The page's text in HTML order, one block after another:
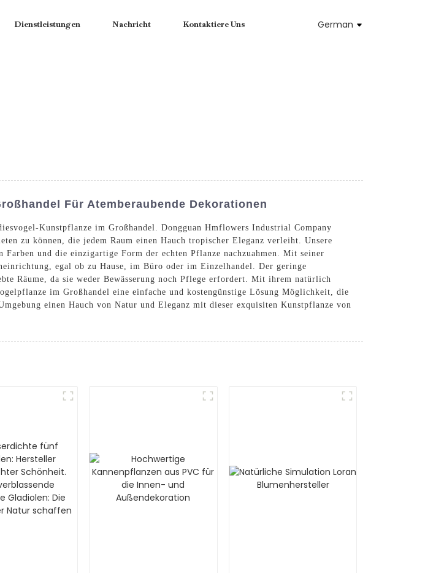
Dienstleistungen Nachricht Kontaktiere Uns German
Für Atemberaubende Dekorationen
Kunstpflanze im Großhandel. Dongguan Hmflowers Industrial Company
zu können, die jedem Raum einen Hauch tropischer Eleganz verleiht. Unsere
und die einzigartige Form der echten Pflanze nachzuahmen. Mit seiner
egal ob zu Hause, im Büro oder im Einzelhandel. Der geringe
Räume, da sie weder Bewässerung noch Pflege erfordert. Mit ihrem natürlich
im Großhandel eine einfache und kostengünstige Lösung Möglichkeit, die
einen Hauch von Natur und Eleganz mit dieser exquisiten Kunstpflanze von